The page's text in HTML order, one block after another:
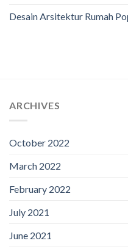
Desain Arsitektur Rumah
ARCHIVES
October 2022
March 2022
February 2022
July 2021
June 2021